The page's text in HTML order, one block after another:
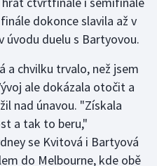
dokonce slavila až v
úvodu duelu s Bartyovou.
a chvilku trvalo, než jsem
ale dokázala otočit a
nad únavou. "Získala
a tak to beru,"
se Kvitová i Bartyová
do Melbourne, kde obě